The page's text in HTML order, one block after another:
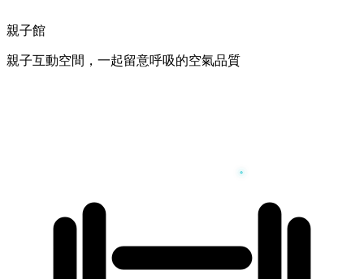
親子館
親子互動空間，一起留意呼吸的空氣品質